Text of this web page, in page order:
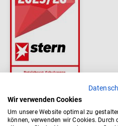
Wir verwenden Cookies
Um unsere Website optimal zu
können, verwenden wir Cookies.